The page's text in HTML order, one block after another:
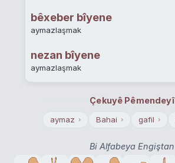
bêxeber bîyene
aymazlaşmak
nezan bîyene
aymazlaşmak
Çekuyê Pêmendeyî
aymaz › Bahai › gafil ›
Bi Alfabeya Engiştan